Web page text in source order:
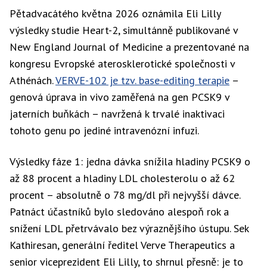
Pětadvacátého května 2026 oznámila Eli Lilly
výsledky studie Heart-2, simultánně publikované v
New England Journal of Medicine a prezentované na
kongresu Evropské aterosklerotické společnosti v
Athénách.VERVE-102 je tzv. base-editing terapie –
genová úprava in vivo zaměřená na gen PCSK9 v
jaterních buňkách – navržená k trvalé inaktivaci
tohoto genu po jediné intravenózní infuzi.
Výsledky fáze 1: jedna dávka snížila hladiny PCSK9 o
až 88 procent a hladiny LDL cholesterolu o až 62
procent – absolutně o 78 mg/dl při nejvyšší dávce.
Patnáct účastníků bylo sledováno alespoň rok a
snížení LDL přetrvávalo bez výraznějšího ústupu. Sek
Kathiresan, generální ředitel Verve Therapeutics a
senior viceprezident Eli Lilly, to shrnul přesně: je to